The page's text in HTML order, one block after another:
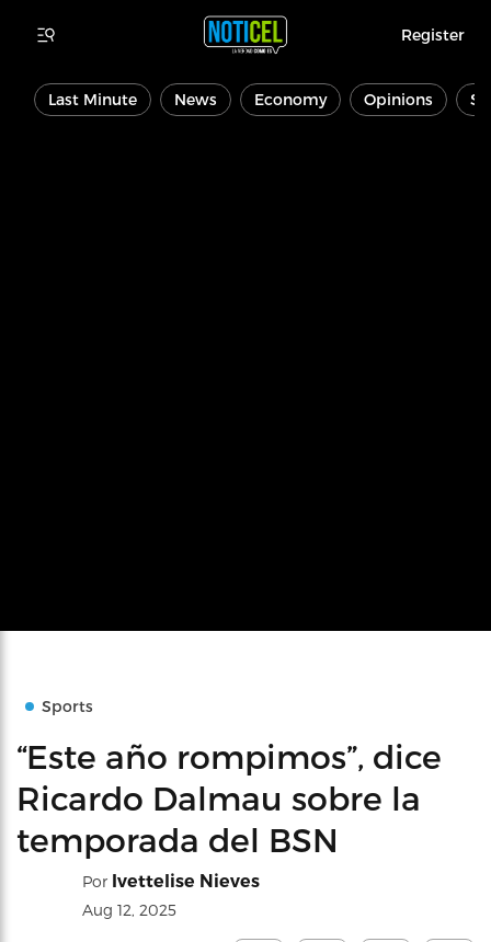
Register
Last Minute News Economy Opinions
Sports
“Este año rompimos”, dice
Ricardo Dalmau sobre la
temporada del BSN
Por Ivettelise Nieves
Aug 12, 2025